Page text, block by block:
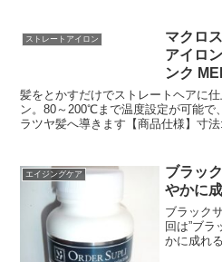
ストレートアイロン
マクロ
アイロ
ンク
髪をとかすだけでストレートヘアに
ン。80～200℃まで温度設定が可能で
ラツヤ髪へ導きます【商品仕様】寸
時間※温度制御のため加熱中の消費
220W）※WEB画像は実際の商品と
あります。PKGサイズ:110*370*60■
内であれば商品に同梱されている納
いただくことができます。お手元に
いします。ご注文後のキャンセルは
十分にご検討いただいた上でご注文く
エイジングケア
ブラッ
やかに
ブラック
回は”ブ
かに成れ